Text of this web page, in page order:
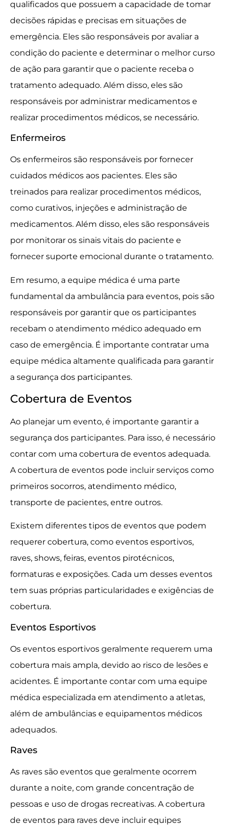
qualificados que possuem a capacidade de tomar
decisões rápidas e precisas em situações de
emergência. Eles são responsáveis por avaliar a
condição do paciente e determinar o melhor curso
de ação para garantir que o paciente receba o
tratamento adequado. Além disso, eles são
responsáveis por administrar medicamentos e
realizar procedimentos médicos, se necessário.
Enfermeiros
Os enfermeiros são responsáveis por fornecer
cuidados médicos aos pacientes. Eles são
treinados para realizar procedimentos médicos,
como curativos, injeções e administração de
medicamentos. Além disso, eles são responsáveis
por monitorar os sinais vitais do paciente e
fornecer suporte emocional durante o tratamento.
Em resumo, a equipe médica é uma parte
fundamental da ambulância para eventos, pois são
responsáveis por garantir que os participantes
recebam o atendimento médico adequado em
caso de emergência. É importante contratar uma
equipe médica altamente qualificada para garantir
a segurança dos participantes.
Cobertura de Eventos
Ao planejar um evento, é importante garantir a
segurança dos participantes. Para isso, é necessário
contar com uma cobertura de eventos adequada.
A cobertura de eventos pode incluir serviços como
primeiros socorros, atendimento médico,
transporte de pacientes, entre outros.
Existem diferentes tipos de eventos que podem
requerer cobertura, como eventos esportivos,
raves, shows, feiras, eventos pirotécnicos,
formaturas e exposições. Cada um desses eventos
tem suas próprias particularidades e exigências de
cobertura.
Eventos Esportivos
Os eventos esportivos geralmente requerem uma
cobertura mais ampla, devido ao risco de lesões e
acidentes. É importante contar com uma equipe
médica especializada em atendimento a atletas,
além de ambulâncias e equipamentos médicos
adequados.
Raves
As raves são eventos que geralmente ocorrem
durante a noite, com grande concentração de
pessoas e uso de drogas recreativas. A cobertura
de eventos para raves deve incluir equipes